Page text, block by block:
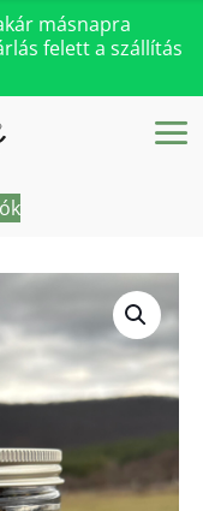
másnapra
felett a szállítás